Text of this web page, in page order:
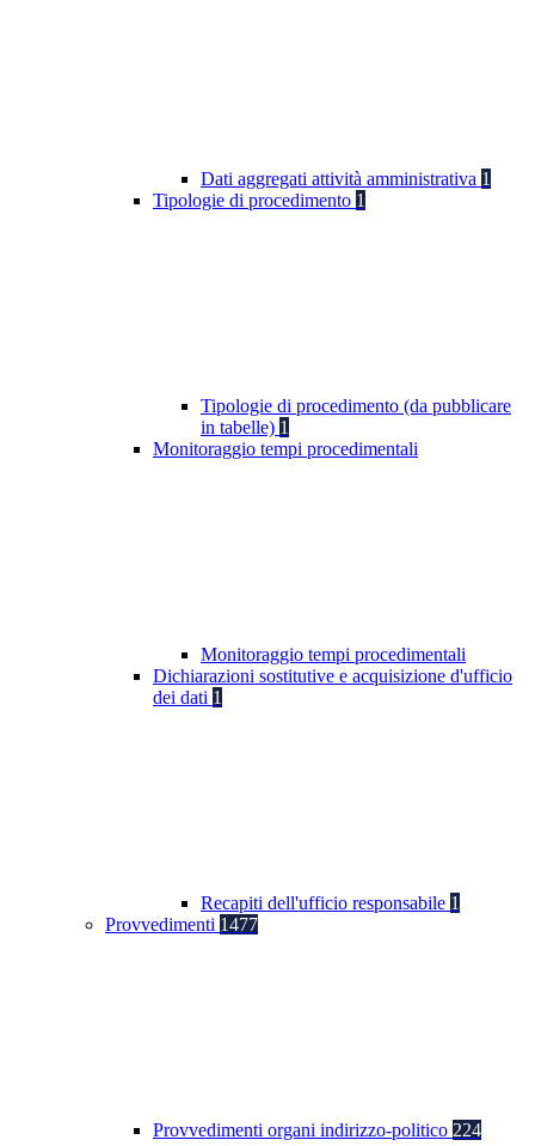
Dati aggregati attività amministrativa 1
Tipologie di procedimento 1
Tipologie di procedimento (da pubblicare
in tabelle) 1
Monitoraggio tempi procedimentali
Monitoraggio tempi procedimentali
Dichiarazioni sostitutive e acquisizione d'ufficio
dei dati 1
Recapiti dell'ufficio responsabile 1
Provvedimenti 1477
Provvedimenti organi indirizzo-politico 224